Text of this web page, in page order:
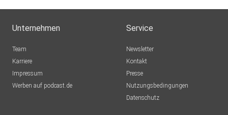
Unternehmen
Team
Karriere
Impressum
Werben auf podcast.de
Service
Newsletter
Kontakt
Presse
Nutzungsbedingungen
Datenschutz